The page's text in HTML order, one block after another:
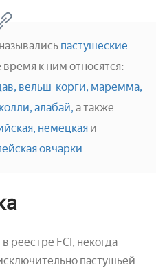
пастушеские
время к ним относятся:
вельш-корги, маремма,
алабай, а также
немецкаяи
овчарки
реестре FCI, некогда
пастушьей